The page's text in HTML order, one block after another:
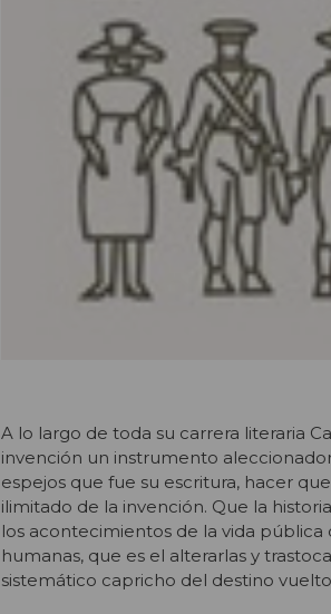
A lo largo de toda su carrera literaria
invención un instrumento
espejos que fue su escritura, hacer
ilimitado de la invención. Que la
los acontecimientos de la vida
humanas, que es el alterarlas y
sistemático capricho del destino